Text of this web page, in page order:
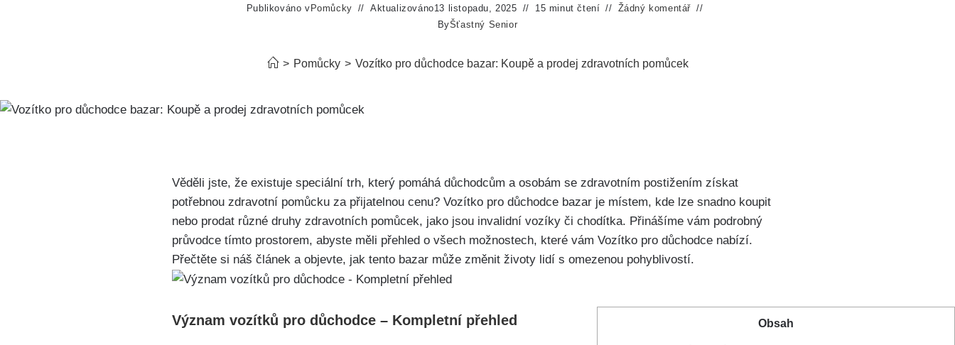
Publikováno v Pomůcky Aktualizováno13 listopadu, 2025 15 minut čtení
Žádný komentář
ByŠťastný Senior
> Pomůcky > Vozítko pro důchodce bazar: Koupě a prodej zdravotních pomůcek
Věděli jste, že existuje speciální trh, který pomáhá důchodcům a osobám se zdravotním postižením získat
potřebnou zdravotní pomůcku za přijatelnou cenu? Vozítko pro důchodce bazar je místem, kde lze snadno koupit
nebo prodat různé druhy zdravotních pomůcek, jako jsou invalidní vozíky či chodítka. Přinášíme vám podrobný
průvodce tímto prostorem, abyste měli přehled o všech možnostech, které vám Vozítko pro důchodce nabízí.
Přečtěte si náš článek a objevte, jak tento bazar může změnit životy lidí s omezenou pohyblivostí.
Obsah
Význam vozítků pro důchodce – Kompletní přehled